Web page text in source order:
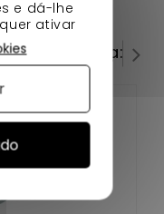
categoria:
e dá-lhe
ativar